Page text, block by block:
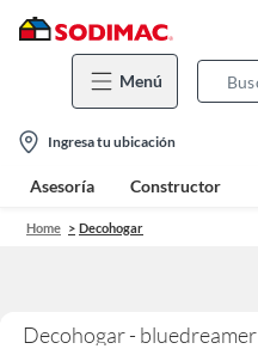
Menú
location-
icon
Ingresa tu ubicación
Asesoría Constructor
Home Decohogar
Decohogar - bluedreamer